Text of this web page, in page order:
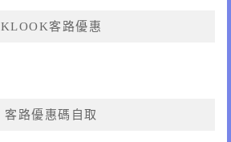
KLOOK客路優惠
客路優惠碼自取